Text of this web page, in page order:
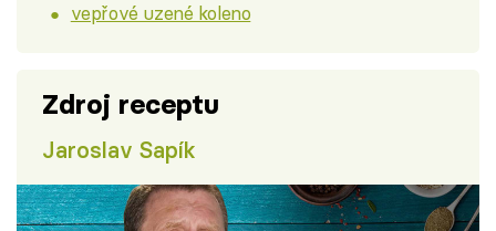
vepřové uzené koleno
Zdroj receptu
Jaroslav Sapík